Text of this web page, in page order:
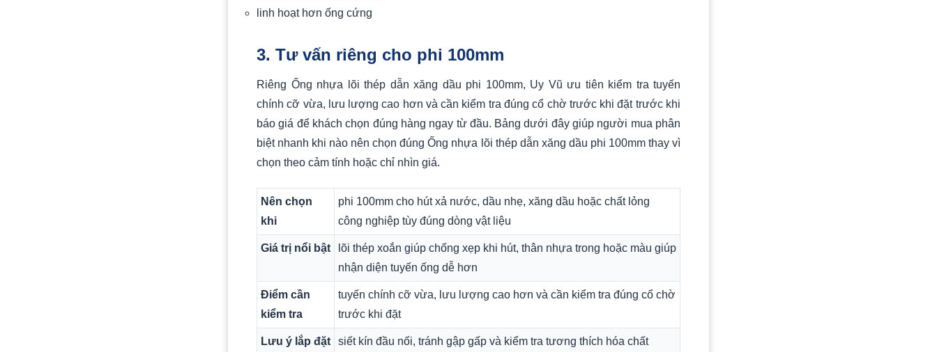
linh hoạt hơn ống cứng
3. Tư vấn riêng cho phi 100mm
Riêng Ống nhựa lõi thép dẫn xăng dầu phi 100mm, Uy Vũ ưu tiên kiểm tra tuyến
chính cỡ vừa, lưu lượng cao hơn và cần kiểm tra đúng cổ chờ trước khi đặt trước khi
báo giá để khách chọn đúng hàng ngay từ đầu. Bảng dưới đây giúp người mua phân
biệt nhanh khi nào nên chọn đúng Ống nhựa lõi thép dẫn xăng dầu phi 100mm thay vì
chọn theo cảm tính hoặc chỉ nhìn giá.
Nên chọn
khi
phi 100mm cho hút xả nước, dầu nhẹ, xăng dầu hoặc chất lỏng
công nghiệp tùy đúng dòng vật liệu
Giá trị nổi bật
lõi thép xoắn giúp chống xẹp khi hút, thân nhựa trong hoặc màu giúp
nhận diện tuyến ống dễ hơn
Điểm cần
kiểm tra
tuyến chính cỡ vừa, lưu lượng cao hơn và cần kiểm tra đúng cổ chờ
trước khi đặt
Lưu ý lắp đặt siết kín đầu nối, tránh gập gấp và kiểm tra tương thích hóa chất